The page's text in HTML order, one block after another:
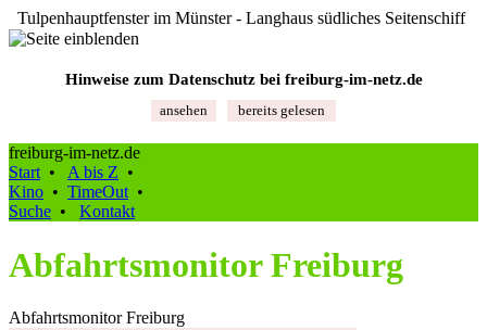
Tulpenhauptfenster im Münster - Langhaus südliches Seitenschiff
Hinweise zum Datenschutz bei freiburg‑im‑netz.de
ansehen bereits gelesen
freiburg-im-netz.de
Start • A bis Z •
Kino • TimeOut •
Suche • Kontakt
Abfahrtsmonitor Freiburg
Abfahrtsmonitor Freiburg